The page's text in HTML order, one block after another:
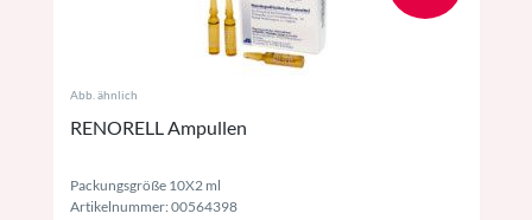
Abb. ähnlich
RENORELL Ampullen
Packungsgröße 10X2 ml
Artikelnummer: 00564398